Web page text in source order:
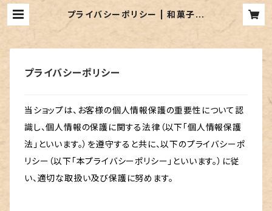
プライバシーポリシー | 和菓子の
プライバシーポリシー
当ショップは、お客様の個人情報保護の重要性について認
識し、個人情報の保護に関する法律（以下「個人情報保護
法」といいます。）を遵守すると共に、以下のプライバシーポ
リシー（以下「本プライバシーポリシー」といいます。）に従
い、適切な取扱い及び保護に努めます。